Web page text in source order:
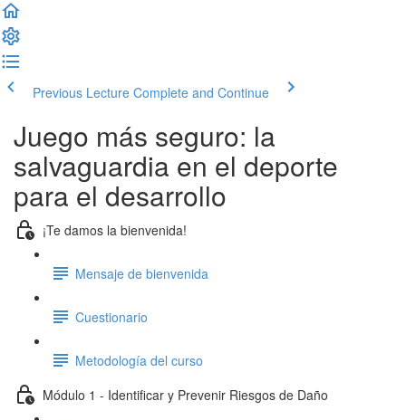
Previous Lecture Complete and Continue
Juego más seguro: la
salvaguardia en el deporte
para el desarrollo
¡Te damos la bienvenida!
Mensaje de bienvenida
Cuestionario
Metodología del curso
Módulo 1 - Identificar y Prevenir Riesgos de Daño